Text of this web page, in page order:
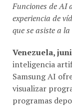
Funciones de AI
experiencia de
que se asiste a
Venezuela,
inteligencia
Samsung AI
visualizar
programas